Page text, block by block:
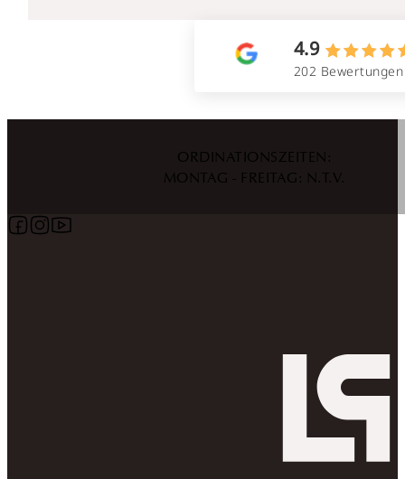
4.9
202 Bewertungen
ORDINATIONSZEITEN:
MONTAG - FREITAG: N.T.V.
Follow us on Facebook
Follow us on Instagram